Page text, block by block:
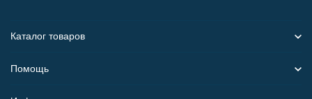
Каталог товаров
Помощь